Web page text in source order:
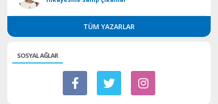
TÜM YAZARLAR
SOSYAL AĞLAR